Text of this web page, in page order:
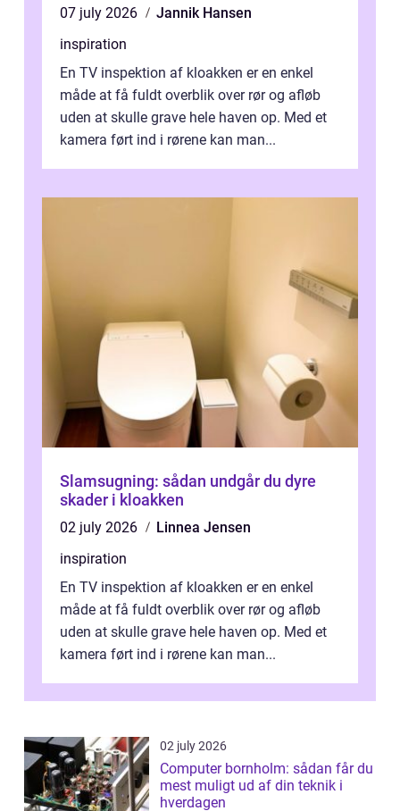
07 july 2026
Jannik Hansen
inspiration
En TV inspektion af kloakken er en enkel
måde at få fuldt overblik over rør og afløb
uden at skulle grave hele haven op. Med et
kamera ført ind i rørene kan man...
Slamsugning: sådan undgår du dyre
skader i kloakken
02 july 2026
Linnea Jensen
inspiration
En TV inspektion af kloakken er en enkel
måde at få fuldt overblik over rør og afløb
uden at skulle grave hele haven op. Med et
kamera ført ind i rørene kan man...
02 july 2026
Computer bornholm: sådan får du
mest muligt ud af din teknik i
hverdagen